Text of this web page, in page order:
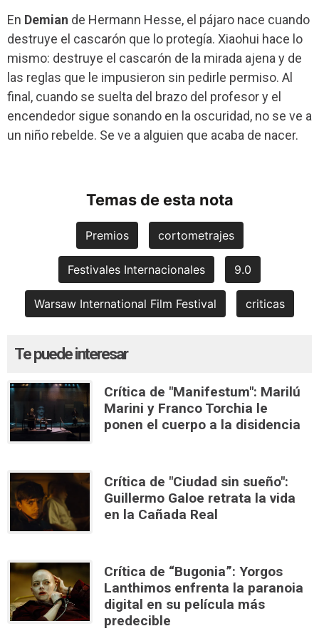
En Demian de Hermann Hesse, el pájaro nace cuando
destruye el cascarón que lo protegía. Xiaohui hace lo
mismo: destruye el cascarón de la mirada ajena y de
las reglas que le impusieron sin pedirle permiso. Al
final, cuando se suelta del brazo del profesor y el
encendedor sigue sonando en la oscuridad, no se ve a
un niño rebelde. Se ve a alguien que acaba de nacer.
Temas de esta nota
Premios cortometrajes
Festivales Internacionales 9.0
Warsaw International Film Festival criticas
Te puede interesar
Crítica de "Manifestum": Marilú
Marini y Franco Torchia le
ponen el cuerpo a la disidencia
Crítica de "Ciudad sin sueño":
Guillermo Galoe retrata la vida
en la Cañada Real
Crítica de “Bugonia”: Yorgos
Lanthimos enfrenta la paranoia
digital en su película más
predecible